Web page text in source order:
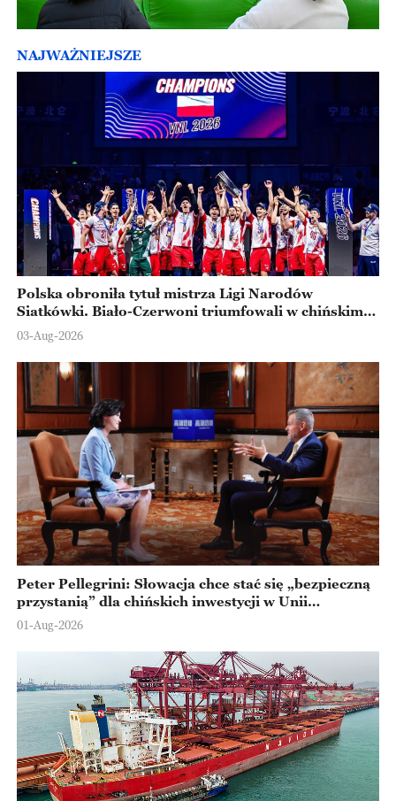
NAJWAŻNIEJSZE
Polska obroniła tytuł mistrza Ligi Narodów
Siatkówki. Biało-Czerwoni triumfowali w chińskim
Ningbo
03-Aug-2026
Peter Pellegrini: Słowacja chce stać się „bezpieczną
przystanią” dla chińskich inwestycji w Unii
Europejskiej
01-Aug-2026